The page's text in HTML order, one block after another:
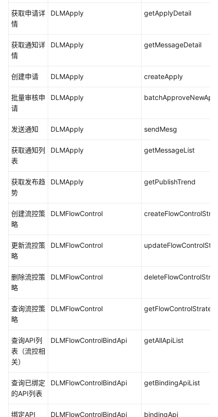
数
成
作
集
（实
业）
数
构
据
质
量
据
目
获取申请详
情
DLMApply getApplyDetail
获取通知详
情
DLMApply getMessageDetail
创建申请 DLMApply createApply
批量审核申
请
DLMApply
发送通知 DLMApply sendMesg
获取通知列
表
DLMApply getMessageList
获取发布趋
势
DLMApply getPublishTrend
创建流控策
略
DLMFlowControl
更新流控策
略
DLMFlowControl
删除流控策
略
DLMFlowControl
查询流控策
略
DLMFlowControl
查询API列
表（流控相
关）
DLMFlowControlBindApi getAllApiList
查询已绑定
的API列表
DLMFlowControlBindApi getBindingApiList
绑定API DLMFlowControlBindApi bindingApi